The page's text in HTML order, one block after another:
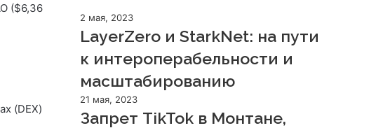
($6,36
(DEX)
2 мая, 2023
LayerZero и StarkNet: на пути
к интероперабельности и
масштабированию
21 мая, 2023
Запрет TikTok в Монтане,